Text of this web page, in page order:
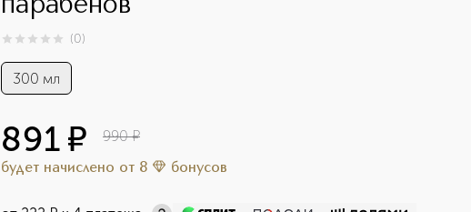
парабенов
0из 0 (0)
300 мл
891 ¤ 990 ¤
будет начислено от 8 бонусов